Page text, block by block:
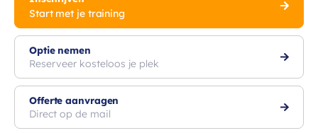
Start met je training
Optie nemen
Reserveer kosteloos je plek
Offerte aanvragen
Direct op de mail